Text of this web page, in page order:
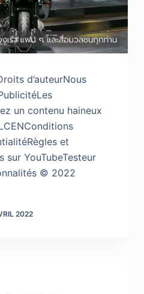
d’auteurNous
un contenu haineux
et
sur YouTubeTesteur
© 2022
2022